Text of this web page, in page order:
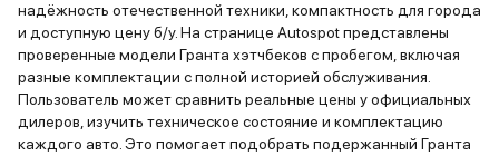
надёжность отечественной техники, компактность для города
и доступную цену б/у. На странице Autospot представлены
проверенные модели Гранта хэтчбеков с пробегом, включая
разные комплектации с полной историей обслуживания.
Пользователь может сравнить реальные цены у официальных
дилеров, изучить техническое состояние и комплектацию
каждого авто. Это помогает подобрать подержанный Гранта